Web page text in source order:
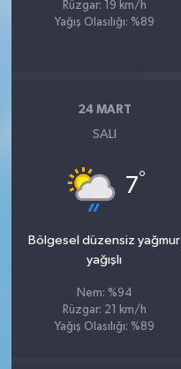
Rüzgar: 19 km/h
Yağış Olasılığı: %89
24 MART
SALI
7°
Bölgesel düzensiz yağmur
yağışlı
Nem: %94
Rüzgar: 21 km/h
Yağış Olasılığı: %89
SÜRMANŞET
Trend
TÜRKİYE
YAŞAM